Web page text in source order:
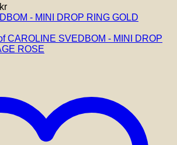
krPrisintervall:
29,900 kr
33,500 kr